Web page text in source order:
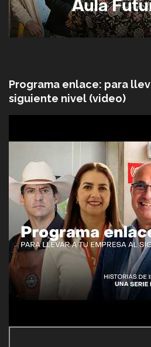
Programa enlace: para
siguiente nivel (video)